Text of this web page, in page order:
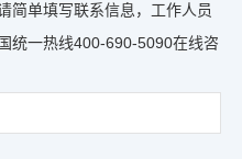
简单填写联系信息，工作人员
统一热线400-690-5090在线咨